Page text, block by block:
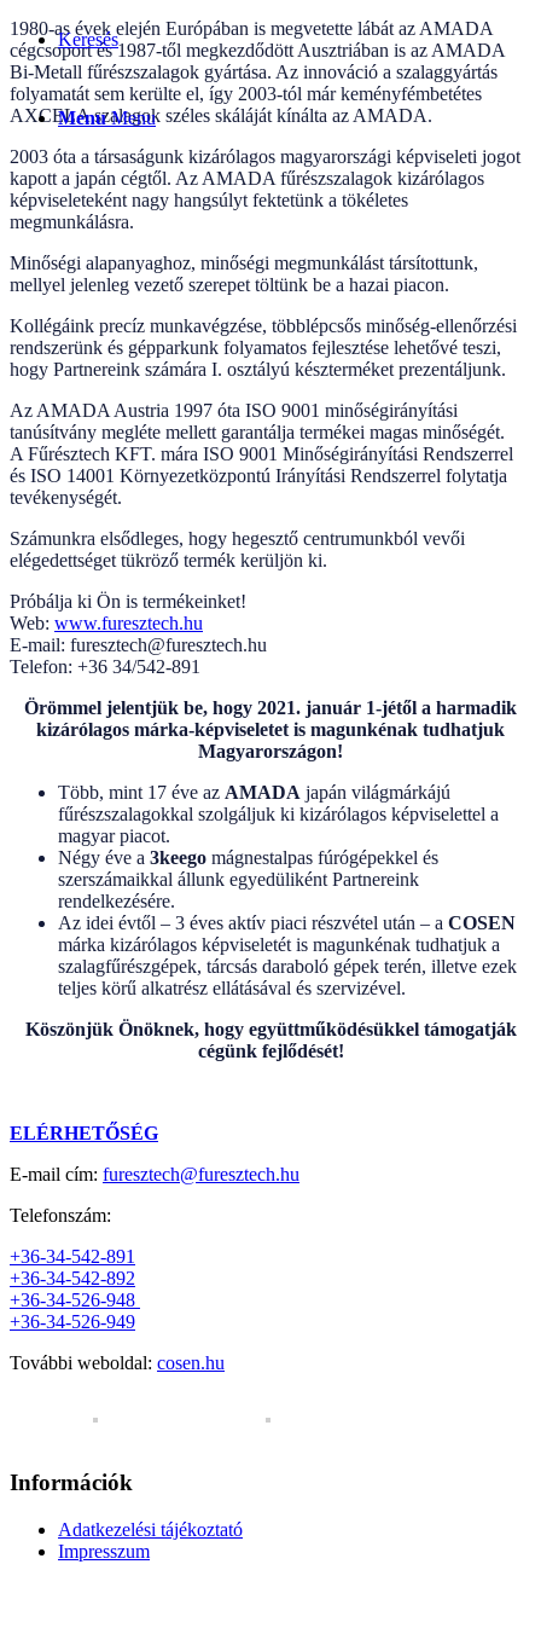
Keresés
Menu Menu
1980-as évek elején Európában is megvetette lábát az AMADA
cégcsoport és 1987-től megkezdődött Ausztriában is az AMADA
Bi-Metall fűrészszalagok gyártása. Az innováció a szalaggyártás
folyamatát sem kerülte el, így 2003-tól már keményfémbetétes
AXCELA szalagok széles skáláját kínálta az AMADA.
2003 óta a társaságunk kizárólagos magyarországi képviseleti jogot
kapott a japán cégtől. Az AMADA fűrészszalagok kizárólagos
képviseleteként nagy hangsúlyt fektetünk a tökéletes
megmunkálásra.
Minőségi alapanyaghoz, minőségi megmunkálást társítottunk,
mellyel jelenleg vezető szerepet töltünk be a hazai piacon.
Kollégáink precíz munkavégzése, többlépcsős minőség-ellenőrzési
rendszerünk és gépparkunk folyamatos fejlesztése lehetővé teszi,
hogy Partnereink számára I. osztályú készterméket prezentáljunk.
Az AMADA Austria 1997 óta ISO 9001 minőségirányítási
tanúsítvány megléte mellett garantálja termékei magas minőségét.
A Fűrésztech KFT. mára ISO 9001 Minőségirányítási Rendszerrel
és ISO 14001 Környezetközpontú Irányítási Rendszerrel folytatja
tevékenységét.
Számunkra elsődleges, hogy hegesztő centrumunkból vevői
elégedettséget tükröző termék kerüljön ki.
Próbálja ki Ön is termékeinket!
Web: www.furesztech.hu
E-mail: furesztech@furesztech.hu
Telefon: +36 34/542-891
Örömmel jelentjük be, hogy 2021. január 1-jétől a harmadik
kizárólagos márka-képviseletet is magunkénak tudhatjuk
Magyarországon!
Több, mint 17 éve az AMADA japán világmárkájú
fűrészszalagokkal szolgáljuk ki kizárólagos képviselettel a
magyar piacot.
Négy éve a 3keego mágnestalpas fúrógépekkel és
szerszámaikkal állunk egyedüliként Partnereink
rendelkezésére.
Az idei évtől – 3 éves aktív piaci részvétel után – a COSEN
márka kizárólagos képviseletét is magunkénak tudhatjuk a
szalagfűrészgépek, tárcsás daraboló gépek terén, illetve ezek
teljes körű alkatrész ellátásával és szervizével.
Köszönjük Önöknek, hogy együttműködésükkel támogatják
cégünk fejlődését!
ELÉRHETŐSÉG
E-mail cím: furesztech@furesztech.hu
Telefonszám:
+36-34-542-891
+36-34-542-892
+36-34-526-948
+36-34-526-949
További weboldal: cosen.hu
Információk
Adatkezelési tájékoztató
Impresszum